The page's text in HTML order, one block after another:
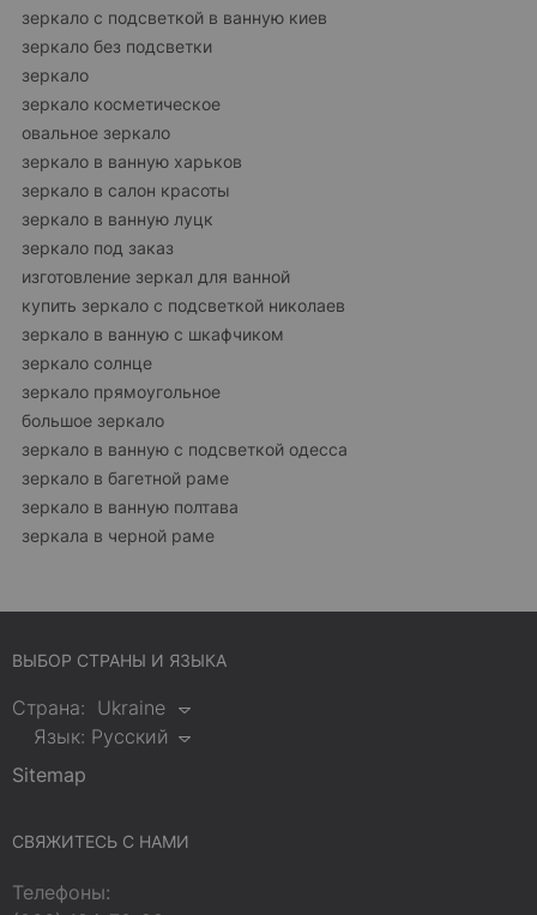
зеркало с подсветкой в ванную киев
зеркало без подсветки
зеркало
зеркало косметическое
овальное зеркало
зеркало в ванную харьков
зеркало в салон красоты
зеркало в ванную луцк
зеркало под заказ
изготовление зеркал для ванной
купить зеркало с подсветкой николаев
зеркало в ванную с шкафчиком
зеркало солнце
зеркало прямоугольное
большое зеркало
зеркало в ванную с подсветкой одесса
зеркало в багетной раме
зеркало в ванную полтава
зеркала в черной раме
ВЫБОР СТРАНЫ И ЯЗЫКА
Страна: Ukraine
Язык: Русский
Sitemap
СВЯЖИТЕСЬ С НАМИ
Телефоны: